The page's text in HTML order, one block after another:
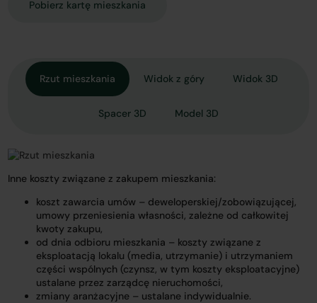
Rzut mieszkania Widok z góry Widok 3D
Spacer 3D Model 3D
Inne koszty związane z zakupem mieszkania:
koszt zawarcia umów – deweloperskiej/zobowiązującej,
umowy przeniesienia własności, zależne od całkowitej
kwoty zakupu,
od dnia odbioru mieszkania – koszty związane z
eksploatacją lokalu (media, utrzymanie) i utrzymaniem
części wspólnych (czynsz, w tym koszty eksploatacyjne)
ustalane przez zarządcę nieruchomości,
zmiany aranżacyjne – ustalane indywidualnie.
Pobierz kartę mieszkania